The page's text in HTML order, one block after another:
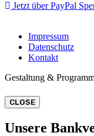
Jetzt über PayPal
Impressum
Datenschutz
Kontakt
Gestaltung &
CLOSE
Unsere